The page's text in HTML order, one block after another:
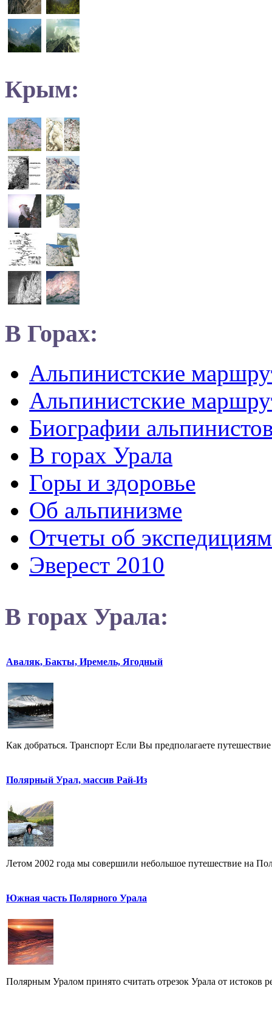
Крым:
В Горах:
Альпинистские
Альпинистские
Биографии
В горах Урала
Горы и здоровье
Об альпинизме
Отчеты об экспедициям
Эверест 2010
В горах Урала:
Аваляк, Бакты, Иремель, Ягодный
Как добраться. Транспорт Если Вы предполагаете
Полярный Урал, массив Рай-Из
Летом 2002 года мы совершили небольшое путешествие на
Южная часть Полярного Урала
Полярным Уралом принято считать отрезок Урала от истоков